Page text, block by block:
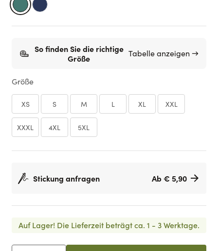
So finden Sie die richtige
Größe
Tabelle anzeigen →
Größe
XS S M L XL XXL
XXXL 4XL 5XL
Stickung anfragen Ab € 5,90
Auf Lager! Die Lieferzeit beträgt ca. 1 - 3 Werktage.